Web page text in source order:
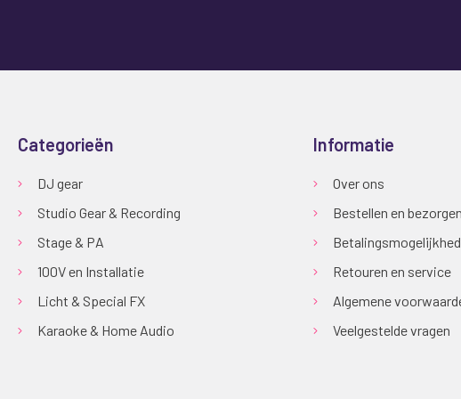
Categorieën
DJ gear
Studio Gear & Recording
Stage & PA
100V en Installatie
Licht & Special FX
Karaoke & Home Audio
Informatie
Over ons
Bestellen en bezorgen
Retouren en service
Algemene
Veelgestelde vragen